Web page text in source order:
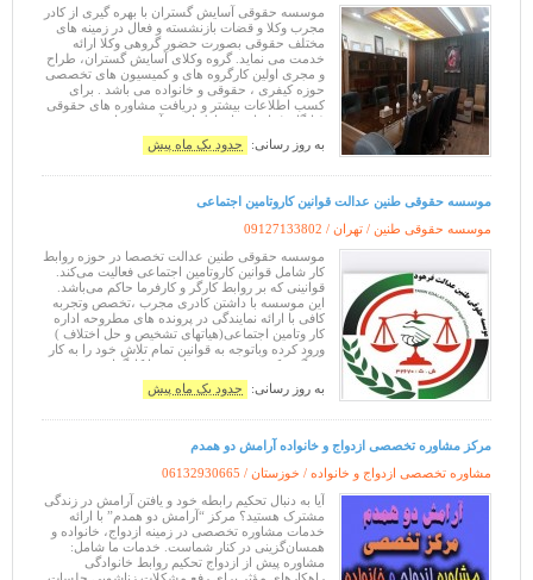
موسسه حقوقی آسایش گستران با بهره گیری از کادر
مجرب وکلا و قضات بازنشسته و فعال در زمینه های
مختلف حقوقی بصورت حضور گروهی وکلا ارائه
خدمت می نماید. گروه وکلای آسایش گستران، طراح
و مجری اولین کارگروه های و کمیسیون های تخصصی
حوزه کیفری ، حقوقی و خانواده می باشد . برای
کسب اطلاعات بیشتر و دریافت مشاوره های حقوقی
(رایگان ) با ما در ارتباط باشید. آدرس سایت :
https://nolo.asia/ ارائه خدمات وکالت، د
به روز رسانی: حدود یک ماه پیش
موسسه حقوقی طنین عدالت قوانین کاروتامین اجتماعی
موسسه حقوقی طنین / تهران / 09127133802
موسسه حقوقی طنین عدالت تخصصا در حوزه روابط
کار شامل قوانین کاروتامین اجتماعی فعالیت می‌کند.
قوانینی که بر روابط کارگر و کارفرما حاکم می‌باشد.
این موسسه با داشتن کادری مجرب ،تخصص ‌وتجربه
کافی با ارائه نمایندگی در پرونده های مطروحه اداره
کار وتامین اجتماعی(هیاتهای تشخیص و حل اختلاف )
ورود کرده وباتوجه به قوانین تمام تلاش خود را به کار
می‌گیرد که بهترین نتیجه برای شما کارگران محترم
حاصل شود. همچنی
به روز رسانی: حدود یک ماه پیش
مرکز مشاوره تخصصی ازدواج و خانواده آرامش دو همدم
مشاوره تخصصی ازدواج و خانواده / خوزستان / 06132930665
آیا به دنبال تحکیم رابطه خود و یافتن آرامش در زندگی
مشترک هستید؟ مرکز “آرامش دو همدم” با ارائه
خدمات مشاوره تخصصی در زمینه ازدواج، خانواده و
همسان‌گزینی در کنار شماست. خدمات ما شامل:
مشاوره پیش از ازدواج تحکیم روابط خانوادگی